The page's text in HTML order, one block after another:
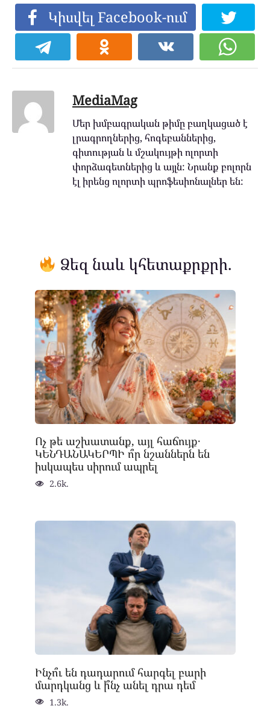
Կիսվել Facebook-ում
MediaMag
Մեր խմբագրական թիմը բաղկացած է
լրագրողներից, հոգեբաններից,
գիտության և մշակույթի ոլորտի
փորձագետներից և այլն: Նրանք բոլորն
էլ իրենց ոլորտի պրոֆեսիոնալներ են:
Ձեզ նաև կհետաքրքրի.
Ոչ թե աշխատանք, այլ հաճույք․
ԿԵՆԴԱՆԱԿԵՐՊԻ ո՞ր նշաններն են
իսկապես սիրում ապրել
2.6k.
Ինչո՞ւ են դադարում հարգել բարի
մարդկանց և ի՞նչ անել դրա դեմ
1.3k.